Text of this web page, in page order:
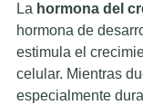
La hormona del
hormona de
estimula el
celular. Mientras
especialmente